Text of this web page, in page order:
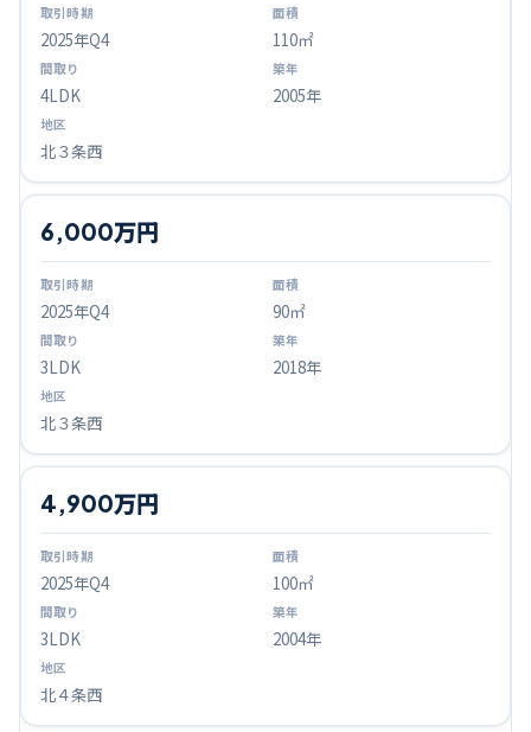
2025年Q4 110㎡
4LDK 2005年
北３条西
2025年Q4
6,000万円
90㎡
3LDK 2018年
北３条西
2025年Q4
4,900万円
100㎡
3LDK 2004年
北４条西